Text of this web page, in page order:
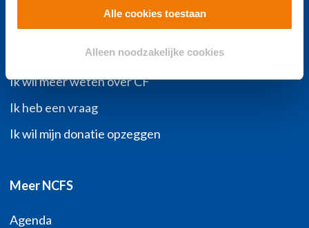
Alle cookies toestaan
Alleen noodzakelijke cookies
Ik heb/mijn kind heeft CF
Ik wil meer weten over CF
Ik heb een vraag
Ik wil mijn donatie opzeggen
Meer NCFS
Agenda